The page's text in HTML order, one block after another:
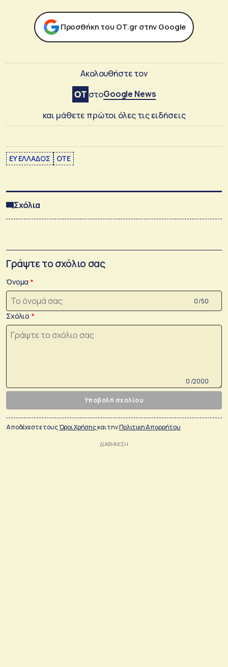
Προσθήκη του ΟΤ.gr στην Google
Ακολουθήστε τον
στοGoogle News
και μάθετε πρώτοι όλες τις ειδήσεις
EY ΕΛΛΑΔΟΣ ΟΤΕ
Σχόλια
Γράψτε το σχόλιο σας
Όνομα
0 /50
Σχόλιο
0 /2000
Υποβολή σχολίου
Αποδέχεστε τουςΌροι Χρήσηςκαι τηνΠολιτικη Απορρήτου